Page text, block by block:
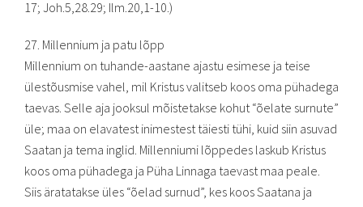
17; Joh.5,28.29; Ilm.20,1-10.)
27. Millennium ja patu lõpp
Millennium on tuhande-aastane ajastu esimese ja teise
ülestõusmise vahel, mil Kristus valitseb koos oma pühadega
taevas. Selle aja jooksul mõistetakse kohut “õelate surnute”
üle; maa on elavatest inimestest täiesti tühi, kuid siin asuvad
Saatan ja tema inglid. Millenniumi lõppedes laskub Kristus
koos oma pühadega ja Püha Linnaga taevast maa peale.
Siis äratatakse üles “õelad surnud”, kes koos Saatana ja